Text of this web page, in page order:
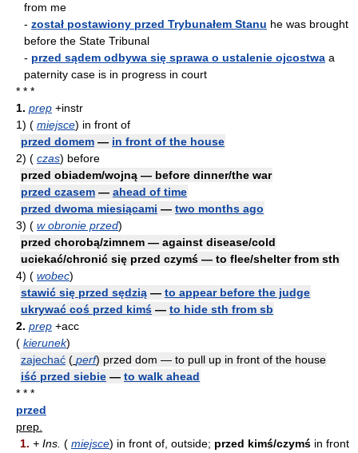
from me
- został postawiony przed Trybunałem Stanu he was brought
before the State Tribunal
- przed sądem odbywa się sprawa o ustalenie ojcostwa a
paternity case is in progress in court
* * *
1. prep +instr
1) ( miejsce) in front of
przed domem — in front of the house
2) ( czas) before
przed obiadem/wojną — before dinner/the war
przed czasem — ahead of time
przed dwoma miesiącami — two months ago
3) ( w obronie przed)
przed chorobą/zimnem — against disease/cold
uciekać/chronić się przed czymś — to flee/shelter from sth
4) ( wobec)
stawić się przed sędzią — to appear before the judge
ukrywać coś przed kimś — to hide sth from sb
2. prep +acc
( kierunek)
zajechać ( perf) przed dom — to pull up in front of the house
iść przed siebie — to walk ahead
* * *
przed
prep.
1. + Ins. ( miejsce) in front of, outside; przed kimś/czymś in front